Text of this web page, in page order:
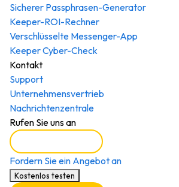
Sicherer Passphrasen-Generator
Keeper-ROI-Rechner
Verschlüsselte Messenger-App
Keeper Cyber-Check
Kontakt
Support
Unternehmensvertrieb
Nachrichtenzentrale
Rufen Sie uns an
Fordern Sie ein Angebot an
Kostenlos testen